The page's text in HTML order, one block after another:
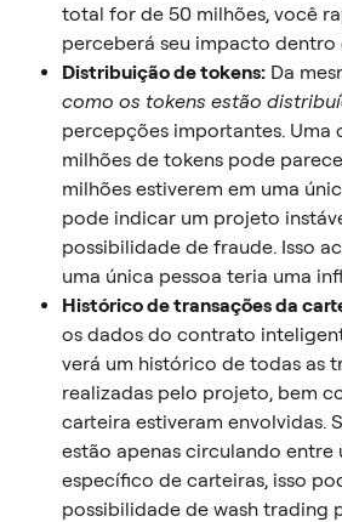
total for de 50 milhões, você
perceberá seu impacto
Distribuição de tokens: Da
como os tokens estão
percepções importantes. Uma
milhões de tokens pode
milhões estiverem em uma
pode indicar um projeto
possibilidade de fraude. Isso
uma única pessoa teria uma
Histórico de transações da
os dados do contrato
verá um histórico de todas as
realizadas pelo projeto, bem
carteira estiveram envolvidas.
estão apenas circulando entre
específico de carteiras, isso
possibilidade de wash trading